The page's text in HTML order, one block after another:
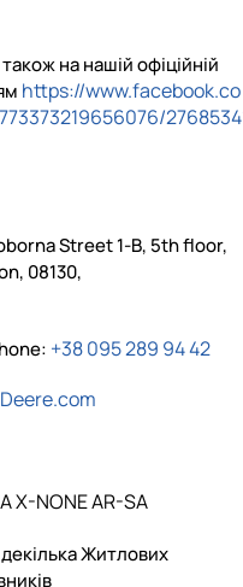
на нашій офіційній
https://www.facebook.co
Street 1-B, 5th floor,
08130,
+38 095 289 94 42
X-NONE AR-SA
Житлових